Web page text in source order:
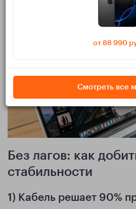
Автокадрирование, Студийный свет и
Без лагов: как
стабильности
1) Кабель решает 90%
от 88 990
Смотреть все